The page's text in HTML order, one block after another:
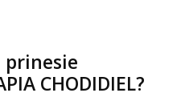
prinesie
CHODIDIEL?